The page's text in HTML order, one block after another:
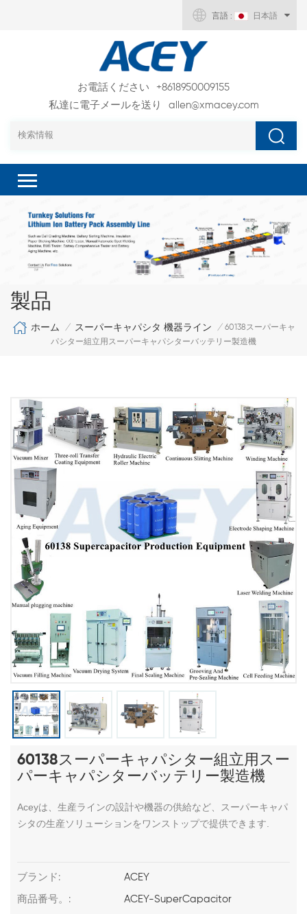
言語 : 日本語
お電話ください
+8618950009155
私達に電子メールを送り
allen@xmacey.com
製品
ホーム / スーパーキャパシタ 機器ライン / 60138スーパーキャ
パシター組立用スーパーキャパシターバッテリー製造機
60138スーパーキャパシター組立用スー
パーキャパシターバッテリー製造機
Aceyは、生産ラインの設計や機器の供給など、スーパーキャパ
シタの生産ソリューションをワンストップで提供できます.
ブランド: ACEY
商品番号。: ACEY-SuperCapacitor